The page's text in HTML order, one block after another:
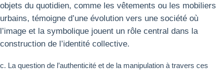
objets du quotidien, comme les vêtements ou les mobiliers
urbains, témoigne d’une évolution vers une société où
l’image et la symbolique jouent un rôle central dans la
construction de l’identité collective.
c. La question de l’authenticité et de la manipulation à travers ces